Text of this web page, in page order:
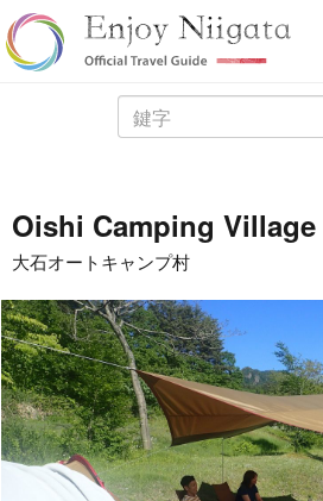
Oishi Camping Village
大石オートキャンプ村